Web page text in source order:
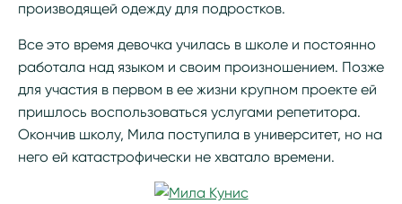
производящей одежду для подростков.
Все это время девочка училась в школе и постоянно
работала над языком и своим произношением. Позже
для участия в первом в ее жизни крупном проекте ей
пришлось воспользоваться услугами репетитора.
Окончив школу, Мила поступила в университет, но на
него ей катастрофически не хватало времени.